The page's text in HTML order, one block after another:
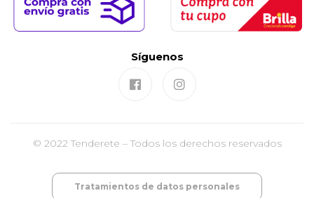
Síguenos
© 2022 Tenderete – Todos los derechos reservados
Tratamientos de datos personales